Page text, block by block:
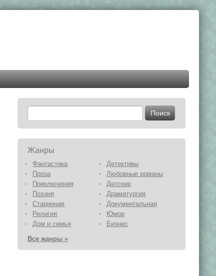
Жанры
Фантастика
Детективы
Проза
Любовные романы
Приключения
Детские
Поэзия
Драматургия
Старинная
Документальная
Религия
Юмор
Дом и семья
Бизнес
Все жанры »